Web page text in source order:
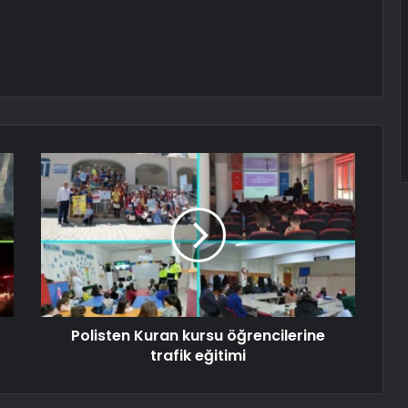
Polisten Kuran kursu öğrencilerine
trafik eğitimi